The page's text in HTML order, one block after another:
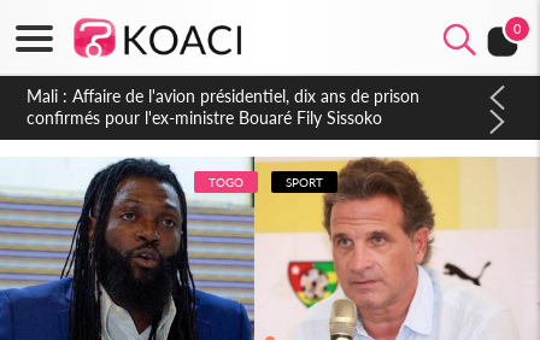
0
Nigeria : Le Togo et le Cameroun principaux acheteurs des
produits de la raffinerie Dangote en juillet
TOGO SPORT